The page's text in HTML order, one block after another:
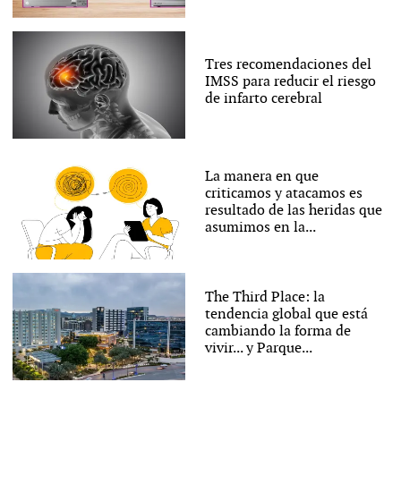
Tres recomendaciones del
IMSS para reducir el riesgo
de infarto cerebral
La manera en que
criticamos y atacamos es
resultado de las heridas que
asumimos en la...
The Third Place: la
tendencia global que está
cambiando la forma de
vivir... y Parque...